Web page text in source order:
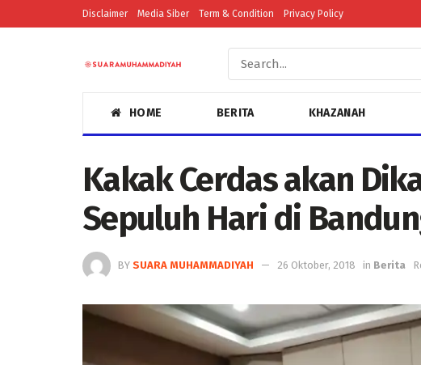
Disclaimer Media Siber Term & Condition Privacy Policy
HOME BERITA KHAZANAH
Kakak Cerdas akan
Sepuluh Hari di
BY SUARA MUHAMMADIYAH 26 Oktober, 2018 in Berita